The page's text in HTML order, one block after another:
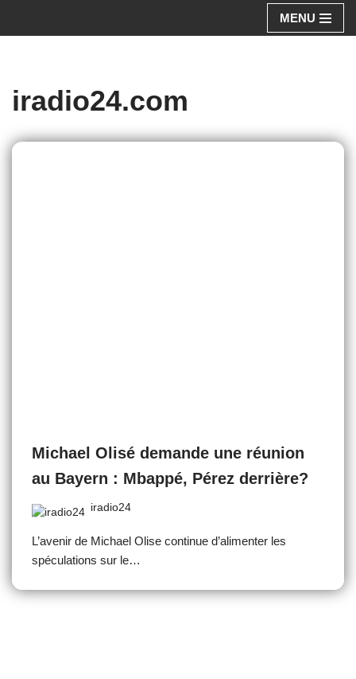
MENU
iradio24.com
Michael Olisé demande une réunion
au Bayern : Mbappé, Pérez derrière?
iradio24
L’avenir de Michael Olise continue d’alimenter les
spéculations sur le…